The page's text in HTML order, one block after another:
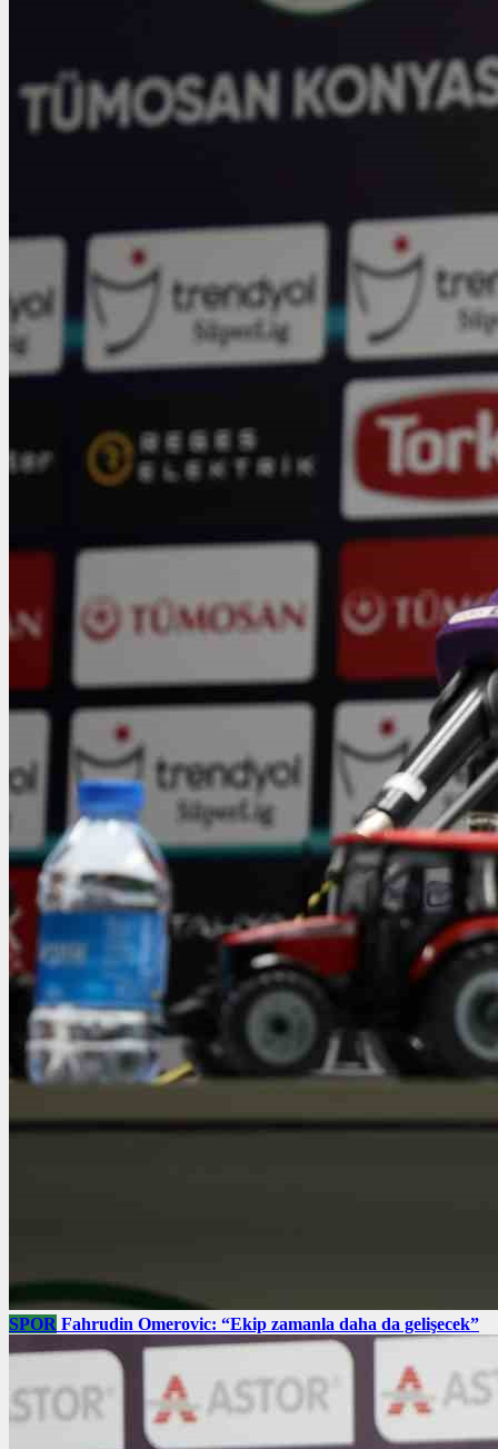
SPOR Fahrudin Omerovic: “Ekip zamanla daha da gelişecek”